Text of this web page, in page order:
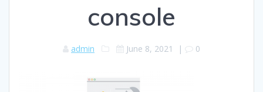
console
admin June 8, 2021 | 0